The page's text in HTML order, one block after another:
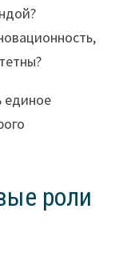
единое
роли